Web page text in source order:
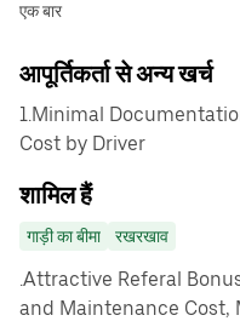
एक बार
आपूर्तिकर्ता से अन्य खर्च
1.Minimal
Cost by Driver
शामिल हैं
गाड़ी का बीमा रखरखाव
.Attractive Referal
and Maintenance Cost,